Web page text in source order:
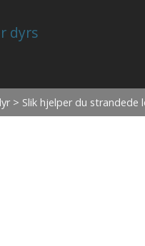
> Slik hjelper du strandede